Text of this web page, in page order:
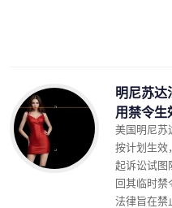
明尼苏达
用禁令生
美国明尼苏
按计划生效
起诉讼试图
回其临时
法律旨在禁